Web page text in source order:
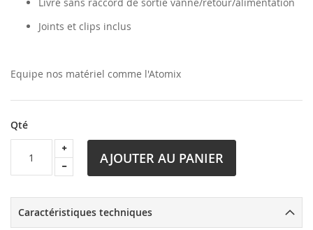
Joints et clips inclus
Equipe nos matériel comme l'Atomix
Qté
AJOUTER AU PANIER
Caractéristiques techniques